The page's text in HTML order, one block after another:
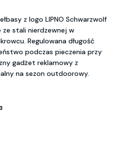
z logo LIPNO Schwarzwolf
stali nierdzewnej w
Regulowana długość
podczas pieczenia przy
gadżet reklamowy z
na sezon outdoorowy.